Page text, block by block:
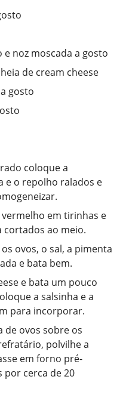
noz moscada a gosto
de cream cheese
gosto
coloque a
e o repolho ralados e
em tirinhas e
cortados ao meio.
ovos, o sal, a pimenta
e bata bem.
e bata um pouco
a salsinha e a
para incorporar.
de ovos sobre os
polvilhe a
em forno pré-
por cerca de 20